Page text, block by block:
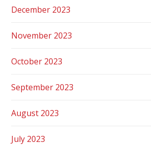
December 2023
November 2023
October 2023
September 2023
August 2023
July 2023